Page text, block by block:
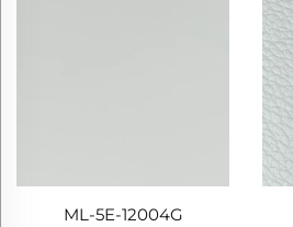
ML-5E-12004G